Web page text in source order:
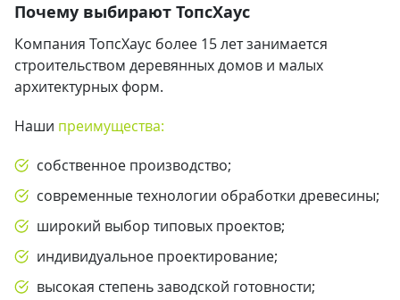
Почему выбирают ТопсХаус
Компания ТопсХаус более 15 лет занимается
строительством деревянных домов и малых
архитектурных форм.
Наши преимущества:
собственное производство;
современные технологии обработки древесины;
широкий выбор типовых проектов;
индивидуальное проектирование;
высокая степень заводской готовности;